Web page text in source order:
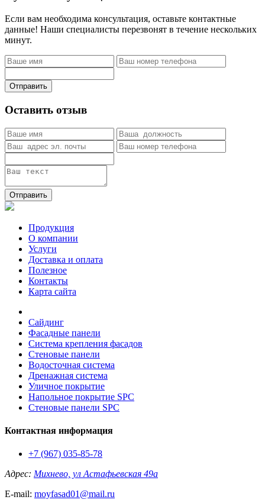
Если вам необходима консультация, оставьте контактные
данные! Наши специалисты перезвонят в течение нескольких
минут.
Отправить
Оставить отзыв
Отправить
Продукция
О компании
Услуги
Доставка и оплата
Полезное
Контакты
Карта сайта
Сайдинг
Фасадные панели
Система крепления фасадов
Стеновые панели
Водосточная система
Дренажная система
Уличное покрытие
Напольное покрытие SPC
Стеновые панели SPC
Контактная информация
+7 (967) 035-85-78
Адрес: Михнево, ул Астафьевская 49а
E-mail: moyfasad01@mail.ru